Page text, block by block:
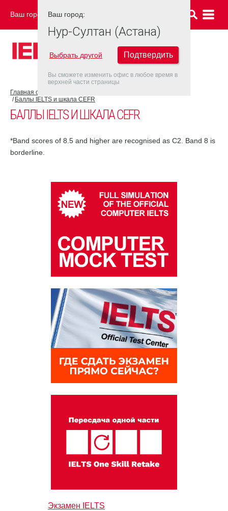
Ваш город: НУР-СУЛТАН (АСТАНА)
Главная страница
Баллы IELTS и шкала CEFR
БАЛЛЫ IELTS И ШКАЛА CEFR
*Band scores of 8.5 and higher are recognised as C2. Band 8 is
borderline.
Экзамен IELTS
Ваш город:
Нур-Султан (Астана)
Выбрать другой Подтвердить
Вы сможете изменить офис в любое время в
верхней части страницы